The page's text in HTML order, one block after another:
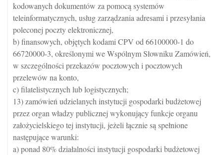
kodowanych dokumentów za pomocą systemów
teleinformatycznych, usług zarządzania adresami i przesyłania
poleconej poczty elektronicznej,
b) finansowych, objętych kodami CPV od 66100000-1 do
66720000-3, określonymi we Wspólnym Słowniku Zamówień,
w szczególności przekazów pocztowych i pocztowych
przelewów na konto,
c) filatelistycznych lub logistycznych;
13) zamówień udzielanych instytucji gospodarki budżetowej
przez organ władzy publicznej wykonujący funkcje organu
założycielskiego tej instytucji, jeżeli łącznie są spełnione
następujące warunki:
a) ponad 80% działalności instytucji gospodarki budżetowej